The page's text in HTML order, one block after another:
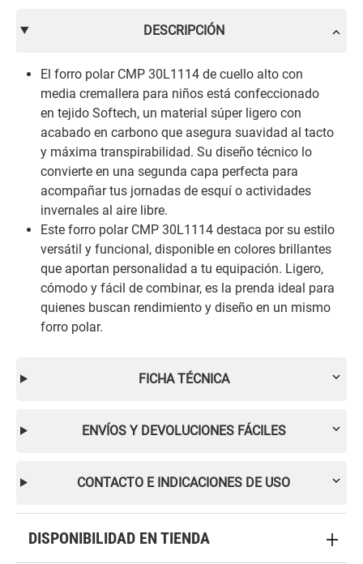
DESCRIPCIÓN
El forro polar CMP 30L1114 de cuello alto con
media cremallera para niños está confeccionado
en tejido Softech, un material súper ligero con
acabado en carbono que asegura suavidad al tacto
y máxima transpirabilidad. Su diseño técnico lo
convierte en una segunda capa perfecta para
acompañar tus jornadas de esquí o actividades
invernales al aire libre.
Este forro polar CMP 30L1114 destaca por su estilo
versátil y funcional, disponible en colores brillantes
que aportan personalidad a tu equipación. Ligero,
cómodo y fácil de combinar, es la prenda ideal para
quienes buscan rendimiento y diseño en un mismo
forro polar.
FICHA TÉCNICA
ENVÍOS Y DEVOLUCIONES FÁCILES
CONTACTO E INDICACIONES DE USO
DISPONIBILIDAD EN TIENDA